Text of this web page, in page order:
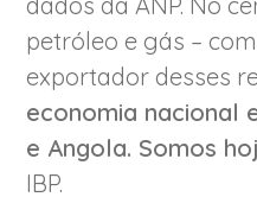
petróleo e gás –
exportador desses
economia nacional
e Angola. Somos
IBP.